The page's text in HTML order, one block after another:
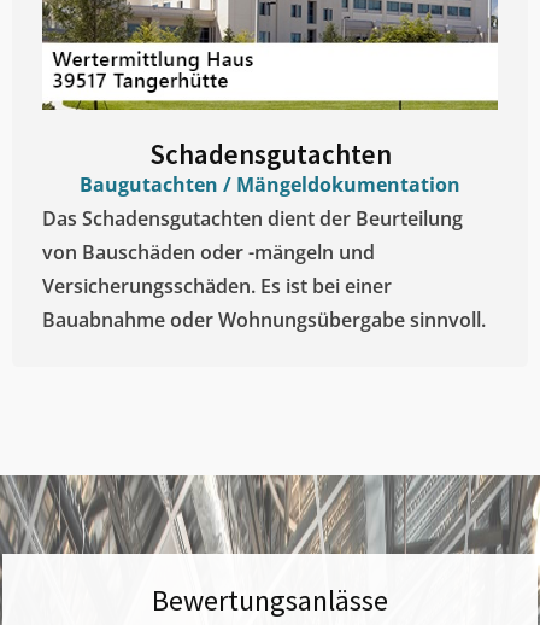
Schadensgutachten
Baugutachten / Mängeldokumentation
Das Schadensgutachten dient der Beurteilung
von Bauschäden oder -mängeln und
Versicherungsschäden. Es ist bei einer
Bauabnahme oder Wohnungsübergabe sinnvoll.
Bewertungsanlässe